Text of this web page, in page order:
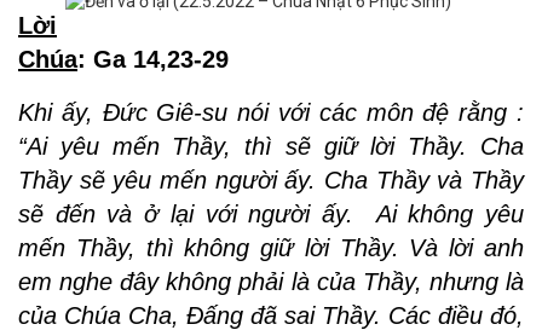
Lời
Chúa: Ga 14,23-29
Khi ấy, Đức Giê-su nói với các môn đệ rằng :
“Ai yêu mến Thầy, thì sẽ giữ lời Thầy. Cha
Thầy sẽ yêu mến người ấy. Cha Thầy và Thầy
sẽ đến và ở lại với người ấy. Ai không yêu
mến Thầy, thì không giữ lời Thầy. Và lời anh
em nghe đây không phải là của Thầy, nhưng là
của Chúa Cha, Đấng đã sai Thầy. Các điều đó,